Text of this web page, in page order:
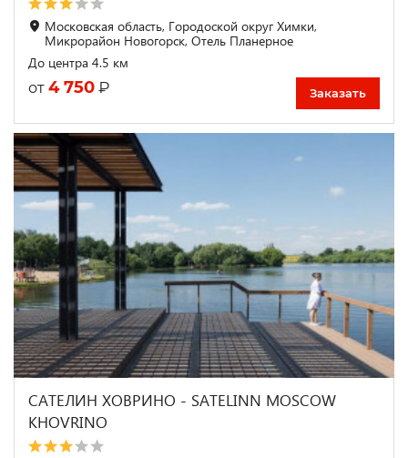
Московская область, Городоской округ Химки,
Микрорайон Новогорск, Отель Планерное
До центра 4.5 км
от 4 750 ₽ Заказать
САТЕЛИН ХОВРИНО - SATELINN MOSCOW
KHOVRINO